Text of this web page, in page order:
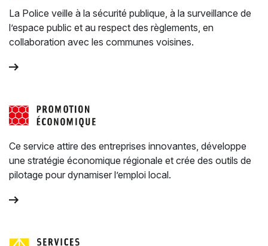
La Police veille à la sécurité publique, à la surveillance de
l’espace public et au respect des règlements, en
collaboration avec les communes voisines.
Ce service attire des entreprises innovantes, développe
une stratégie économique régionale et crée des outils de
pilotage pour dynamiser l’emploi local.